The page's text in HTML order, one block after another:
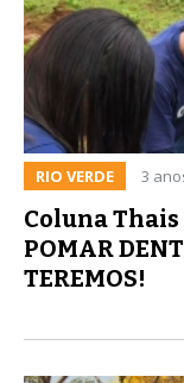
RIO VERDE 3
Coluna Thais
POMAR
TEREMOS!